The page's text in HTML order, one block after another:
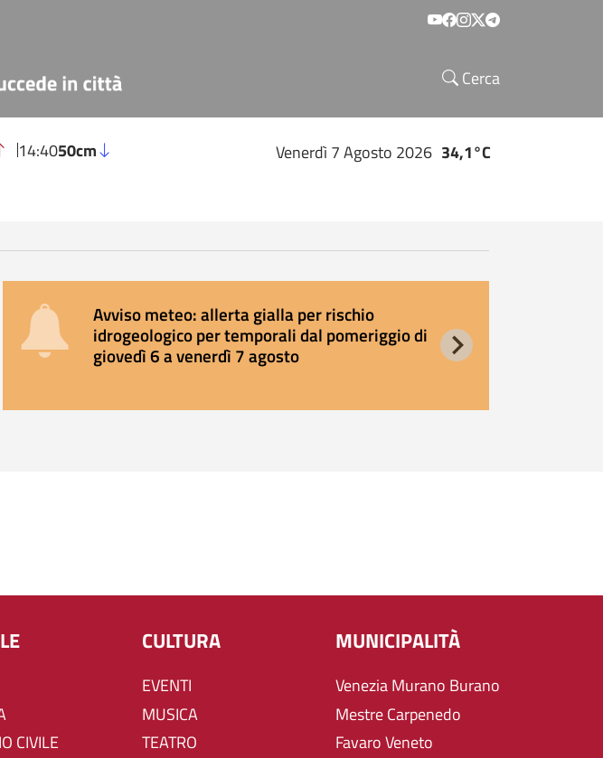
Social menu
Cerca
14:4050cm Venerdì 7 Agosto 2026 34,1°C
Avviso meteo: allerta gialla per rischio
idrogeologico per temporali dal pomeriggio di
giovedì 6 a venerdì 7 agosto
CIVILE
CULTURA
EVENTI
MUSICA
TEATRO
MUNICIPALITÀ
Venezia Murano Burano
Mestre Carpenedo
Favaro Veneto